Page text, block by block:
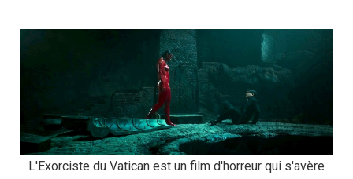
L'Exorciste du Vatican est un film d'horreur qui s'avère